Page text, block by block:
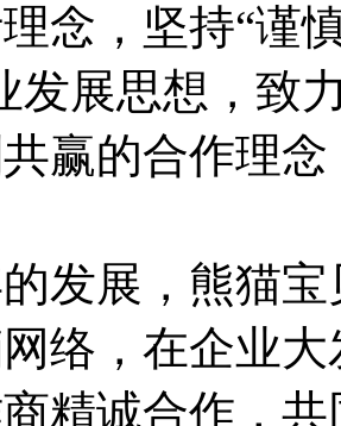
念，坚持“谨
发展思想，致
赢的合作理
发展，熊猫
络，在企业
精诚合作，